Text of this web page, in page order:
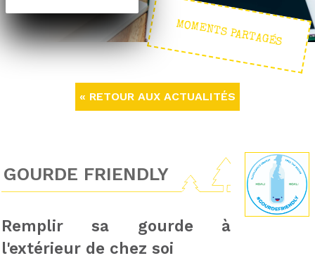
MOMENTS PARTAGÉS
« RETOUR AUX ACTUALITÉS
GOURDE FRIENDLY
Remplir sa gourde à
l'extérieur de chez soi